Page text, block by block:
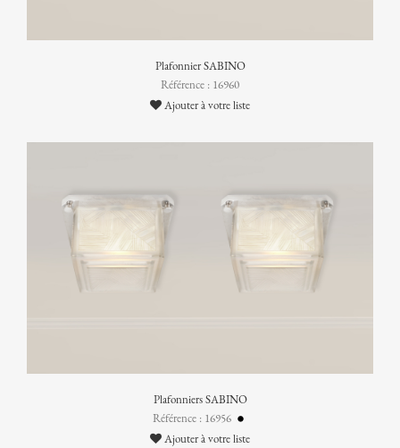
Plafonnier SABINO
Référence : 16960
Ajouter à votre liste
Plafonniers SABINO
Référence : 16956
Ajouter à votre liste